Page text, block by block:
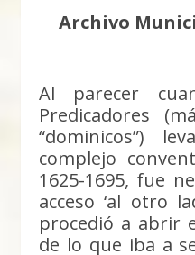
Archivo
Al parecer
Predicadores
“dominicos”)
complejo
1625-1695, fue
acceso ‘al otro
procedió a abrir
de lo que iba a